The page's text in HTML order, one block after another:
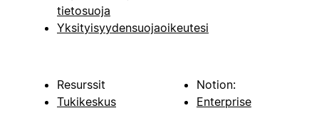
tietosuoja
Yksityisyydensuojaoikeutesi
Resurssit
Tukikeskus
Notion:
Enterprise